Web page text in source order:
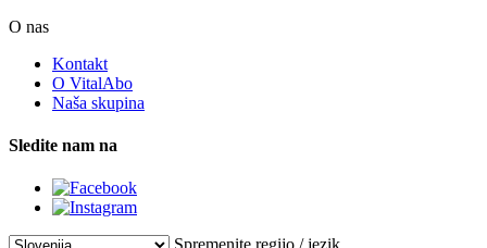
O nas
Kontakt
O VitalAbo
Naša skupina
Sledite nam na